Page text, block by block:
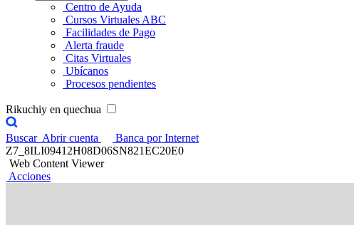
Centro de Ayuda
Cursos Virtuales ABC
Facilidades de Pago
Alerta fraude
Citas Virtuales
Ubícanos
Procesos pendientes
Rikuchiy en quechua
Buscar Abrir cuenta
Banca por Internet
Z7_8ILI09412H08D06SN821EC20E0
Web Content Viewer
Acciones